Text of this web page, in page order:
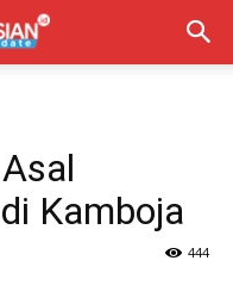
Kamboja
444